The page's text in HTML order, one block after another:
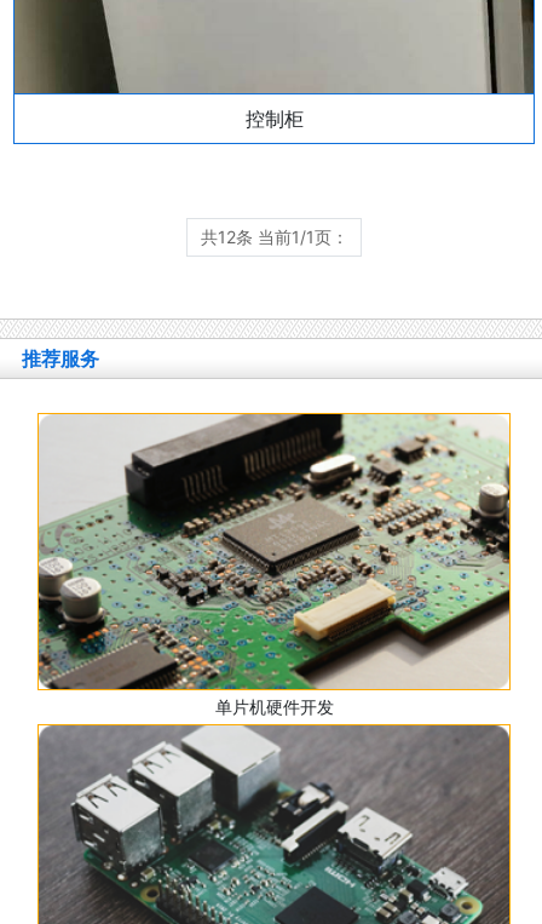
控制柜
共12条 当前1/1页：
推荐服务
单片机硬件开发